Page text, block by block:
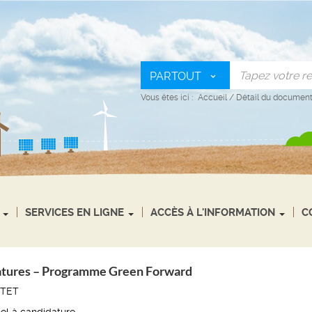
PARTOUT
Vous êtes ici : Accueil / Détail du document
SERVICES EN LIGNE ACCÈS À L'INFORMATION
– Programme Green Forward